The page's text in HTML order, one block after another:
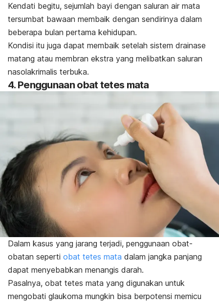
Kendati begitu, sejumlah bayi dengan saluran air mata
tersumbat bawaan membaik dengan sendirinya dalam
beberapa bulan pertama kehidupan.
Kondisi itu juga dapat membaik setelah sistem drainase
matang atau membran ekstra yang melibatkan saluran
nasolakrimalis terbuka.
4. Penggunaan obat tetes mata
Dalam kasus yang jarang terjadi, penggunaan obat-
obatan seperti obat tetes mata dalam jangka panjang
dapat menyebabkan menangis darah.
Pasalnya, obat tetes mata yang digunakan untuk
mengobati glaukoma mungkin bisa berpotensi memicu